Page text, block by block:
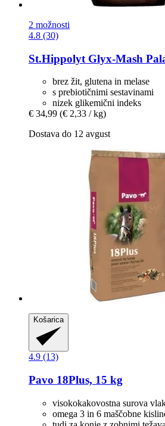
2 možnosti
4.8 (30)
St.Hippolyt Glyx-​Mash
brez žit, glutena in melase
s prebiotičnimi sestavinami
nizek glikemični indeks
€ 34,99 (€ 2,33 / kg)
Dostava do 12 avgust
Košarica
4.9 (13)
Pavo 18Plus, 15 kg
visokokakovostna surova
omega 3 in 6 maščobne